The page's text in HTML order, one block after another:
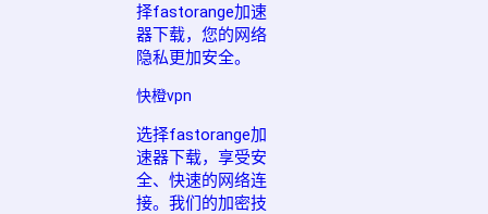
择fastorange加速
器下载，您的网络
隐私更加安全。
快橙vpn
选择fastorange加
速器下载，享受安
全、快速的网络连
接。我们的加密技